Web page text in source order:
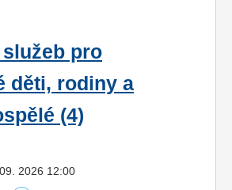
pro
děti, rodiny a
(4)
2026 12:00